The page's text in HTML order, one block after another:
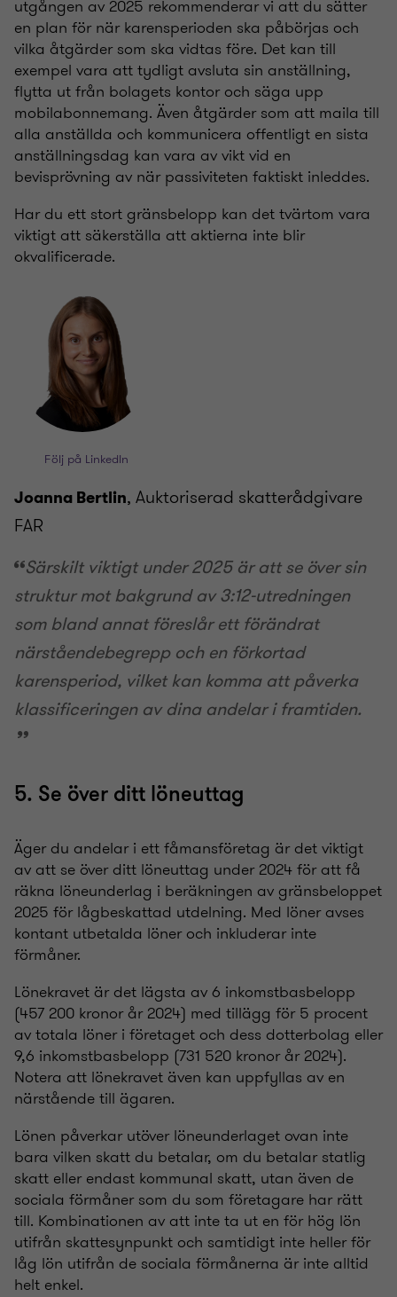
utgången av 2025 rekommenderar vi att du sätter
en plan för när karensperioden ska påbörjas och
vilka åtgärder som ska vidtas före. Det kan till
exempel vara att tydligt avsluta sin anställning,
flytta ut från bolagets kontor och säga upp
mobilabonnemang. Även åtgärder som att maila till
alla anställda och kommunicera offentligt en sista
anställningsdag kan vara av vikt vid en
bevisprövning av när passiviteten faktiskt inleddes.
Har du ett stort gränsbelopp kan det tvärtom vara
viktigt att säkerställa att aktierna inte blir
okvalificerade.
Följ på LinkedIn
Joanna Bertlin, Auktoriserad skatterådgivare
FAR
Särskilt viktigt under 2025 är att se över sin
struktur mot bakgrund av 3:12-utredningen
som bland annat föreslår ett förändrat
närståendebegrepp och en förkortad
karensperiod, vilket kan komma att påverka
klassificeringen av dina andelar i framtiden.
5. Se över ditt löneuttag
Äger du andelar i ett fåmansföretag är det viktigt
av att se över ditt löneuttag under 2024 för att få
räkna löneunderlag i beräkningen av gränsbeloppet
2025 för lågbeskattad utdelning. Med löner avses
kontant utbetalda löner och inkluderar inte
förmåner.
Lönekravet är det lägsta av 6 inkomstbasbelopp
(457 200 kronor år 2024) med tillägg för 5 procent
av totala löner i företaget och dess dotterbolag eller
9,6 inkomstbasbelopp (731 520 kronor år 2024).
Notera att lönekravet även kan uppfyllas av en
närstående till ägaren.
Lönen påverkar utöver löneunderlaget ovan inte
bara vilken skatt du betalar, om du betalar statlig
skatt eller endast kommunal skatt, utan även de
sociala förmåner som du som företagare har rätt
till. Kombinationen av att inte ta ut en för hög lön
utifrån skattesynpunkt och samtidigt inte heller för
låg lön utifrån de sociala förmånerna är inte alltid
helt enkel.